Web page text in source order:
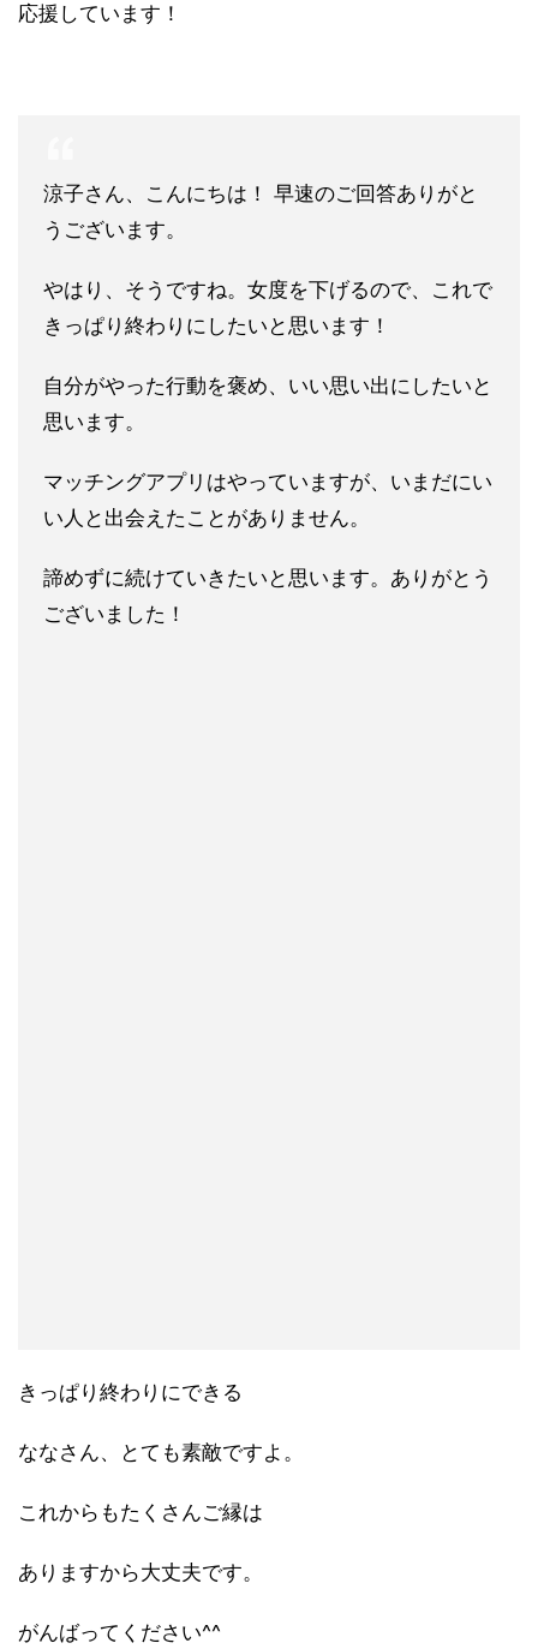
応援しています！
涼子さん、こんにちは！ 早速のご回答ありがと
うございます。
やはり、そうですね。女度を下げるので、これで
きっぱり終わりにしたいと思います！
自分がやった行動を褒め、いい思い出にしたいと
思います。
マッチングアプリはやっていますが、いまだにい
い人と出会えたことがありません。
諦めずに続けていきたいと思います。ありがとう
ございました！
きっぱり終わりにできる
ななさん、とても素敵ですよ。
これからもたくさんご縁は
ありますから大丈夫です。
がんばってください^^